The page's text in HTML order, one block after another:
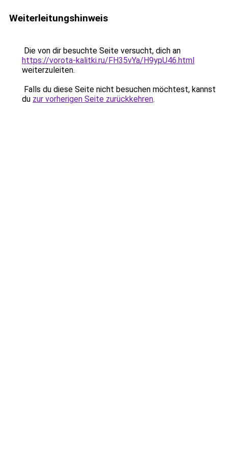
Weiterleitungshinweis
Die von dir besuchte Seite versucht, dich an
https://vorota-kalitki.ru/FH35vYa/H9ypU46.html
weiterzuleiten.
Falls du diese Seite nicht besuchen möchtest, kannst
du zur vorherigen Seite zurückkehren.